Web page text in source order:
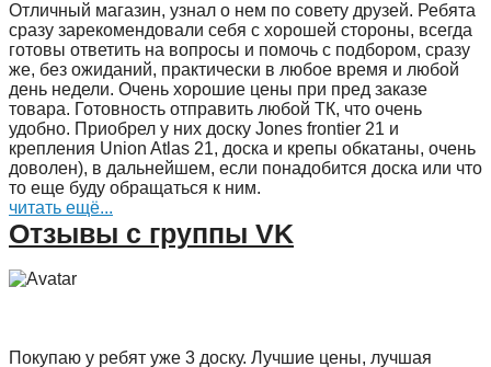
Отличный магазин, узнал о нем по совету друзей. Ребята
сразу зарекомендовали себя с хорошей стороны, всегда
готовы ответить на вопросы и помочь с подбором, сразу
же, без ожиданий, практически в любое время и любой
день недели. Очень хорошие цены при пред заказе
товара. Готовность отправить любой ТК, что очень
удобно. Приобрел у них доску Jones frontier 21 и
крепления Union Atlas 21, доска и крепы обкатаны, очень
доволен), в дальнейшем, если понадобится доска или что
то еще буду обращаться к ним.
читать ещё...
Отзывы с группы VK
Покупаю у ребят уже 3 доску. Лучшие цены, лучшая